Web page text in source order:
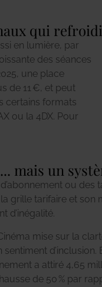
qui
en lumière, par
des séances
une place
de 11 €, et peut
certains formats
ou la 4DX. Pour
cinéma peut
delà de 50 €, sans
prix, souvent
éloigne
étudiants,
plateformes de
illimités et
se pose : le
de devenir
mais un
ou des
grille tarifaire et son
d’inégalité.
mise sur la
a attiré 4,65
de 50 % par